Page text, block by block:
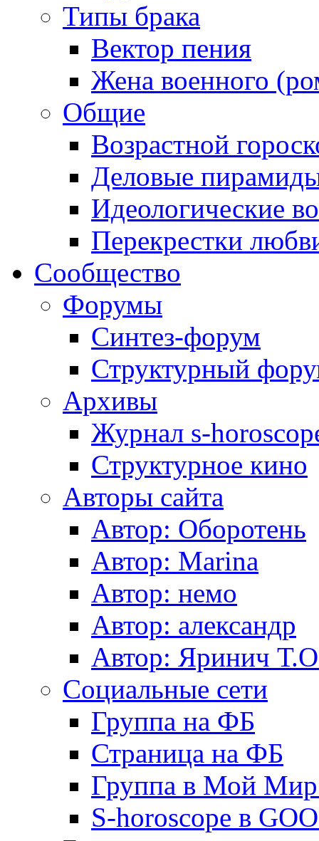
Типы брака
Вектор пения
Жена военного
Общие
Возрастной
Деловые
Идеологические
Перекрестки
Сообщество
Форумы
Синтез-форум
Структурный
Архивы
Журнал s-
Структурное кино
Авторы сайта
Автор: Оборотень
Автор: Marina
Автор: немo
Автор: александр
Автор: Яринич
Социальные сети
Группа на ФБ
Страница на ФБ
Группа в Мой
S-horoscope в